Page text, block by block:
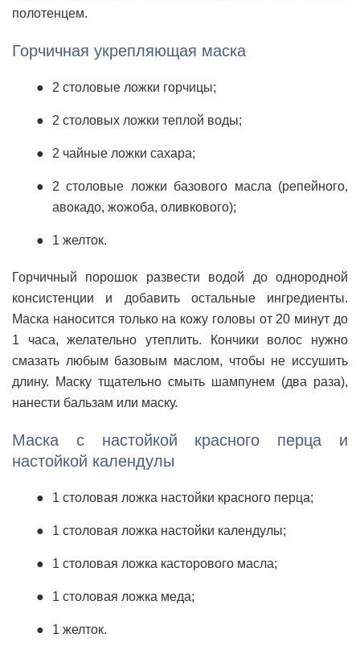
полотенцем.
Горчичная укрепляющая маска
2 столовые ложки горчицы;
2 столовых ложки теплой воды;
2 чайные ложки сахара;
2 столовые ложки базового масла (репейного,
авокадо, жожоба, оливкового);
1 желток.
Горчичный порошок развести водой до однородной
консистенции и добавить остальные ингредиенты.
Маска наносится только на кожу головы от 20 минут до
1 часа, желательно утеплить. Кончики волос нужно
смазать любым базовым маслом, чтобы не иссушить
длину. Маску тщательно смыть шампунем (два раза),
нанести бальзам или маску.
Маска с настойкой красного перца и
настойкой календулы
1 столовая ложка настойки красного перца;
1 столовая ложка настойки календулы;
1 столовая ложка касторового масла;
1 столовая ложка меда;
1 желток.